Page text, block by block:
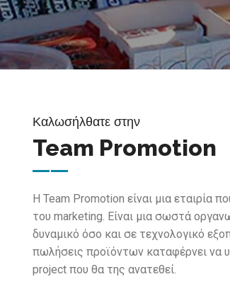
Καλωσήλθατε στην
Team Promotion
Η Team Promotion είναι μια εταιρία
του marketing. Είναι μια σωστά
δυναμικό όσο και σε τεχνολογικό
πωλήσεις προϊόντων καταφέρνει να
project που θα της ανατεθεί.